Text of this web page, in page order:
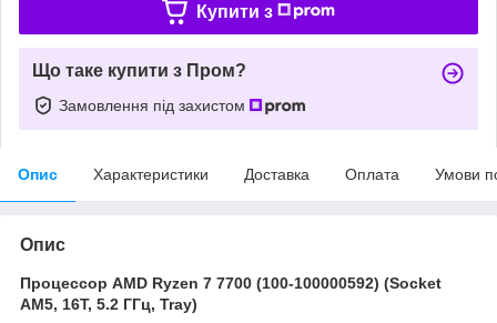
Купити з
Що таке купити з Пром?
Замовлення під захистом
Опис Характеристики Доставка Оплата Умови
Опис
Процессор AMD Ryzen 7 7700 (100-100000592) (Socket
AM5, 16T, 5.2 ГГц, Tray)